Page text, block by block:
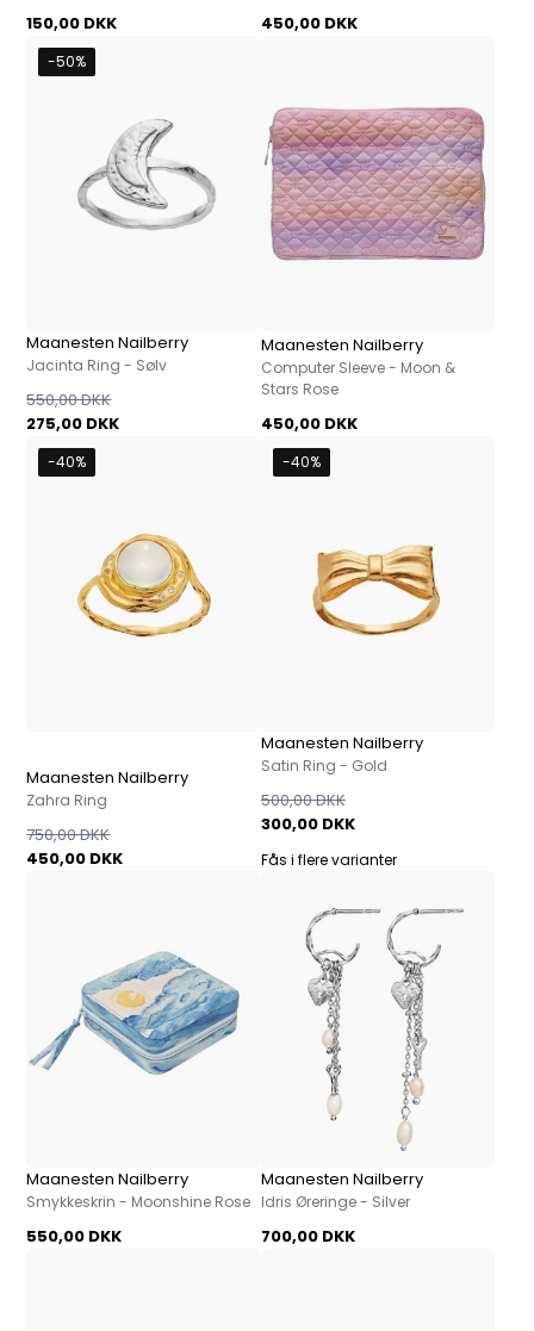
150,00 DKK 450,00 DKK
-50%
Maanesten Nailberry
Jacinta Ring - Sølv
275,00 DKK
550,00 DKK
Maanesten Nailberry
Computer Sleeve - Moon &
Stars Rose
450,00 DKK
-40%
Maanesten Nailberry
Zahra Ring
450,00 DKK
750,00 DKK
-40%
Maanesten Nailberry
Satin Ring - Gold
300,00 DKK
500,00 DKK
Fås i flere varianter
Maanesten Nailberry
Smykkeskrin - Moonshine Rose
550,00 DKK
Maanesten Nailberry
Idris Øreringe - Silver
700,00 DKK